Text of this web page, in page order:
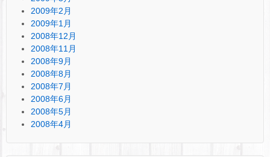
2009年2月
2009年1月
2008年12月
2008年11月
2008年9月
2008年8月
2008年7月
2008年6月
2008年5月
2008年4月